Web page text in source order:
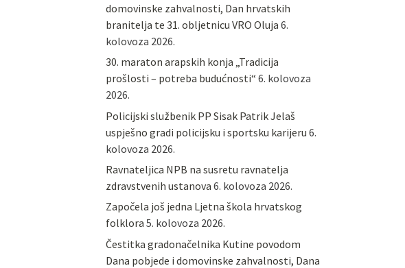
domovinske zahvalnosti, Dan hrvatskih
branitelja te 31. obljetnicu VRO Oluja 6.
kolovoza 2026.
30. maraton arapskih konja „Tradicija
prošlosti – potreba budućnosti“ 6. kolovoza
2026.
Policijski službenik PP Sisak Patrik Jelaš
uspješno gradi policijsku i sportsku karijeru 6.
kolovoza 2026.
Ravnateljica NPB na susretu ravnatelja
zdravstvenih ustanova 6. kolovoza 2026.
Započela još jedna Ljetna škola hrvatskog
folklora 5. kolovoza 2026.
Čestitka gradonačelnika Kutine povodom
Dana pobjede i domovinske zahvalnosti, Dana